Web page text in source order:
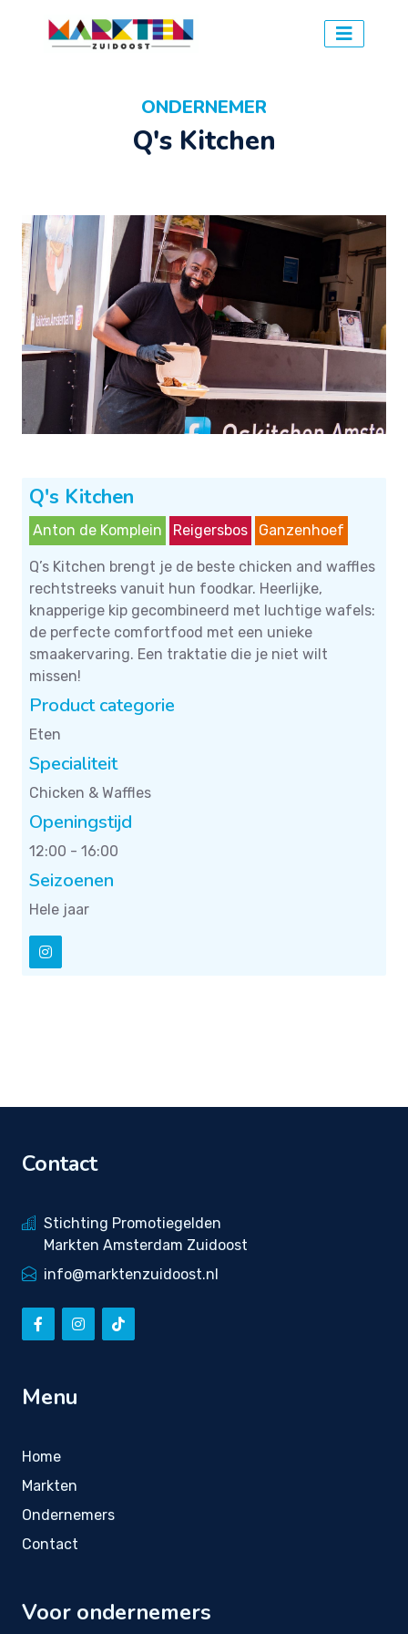
ONDERNEMER
Q's Kitchen
Q's Kitchen
Anton de Komplein Reigersbos Ganzenhoef
Q’s Kitchen brengt je de beste chicken and waffles
rechtstreeks vanuit hun foodkar. Heerlijke,
knapperige kip gecombineerd met luchtige wafels:
de perfecte comfortfood met een unieke
smaakervaring. Een traktatie die je niet wilt
missen!
Product categorie
Eten
Specialiteit
Chicken & Waffles
Openingstijd
12:00 - 16:00
Seizoenen
Hele jaar
Contact
Stichting Promotiegelden
Markten Amsterdam Zuidoost
info@marktenzuidoost.nl
Menu
Home
Markten
Ondernemers
Contact
Voor ondernemers